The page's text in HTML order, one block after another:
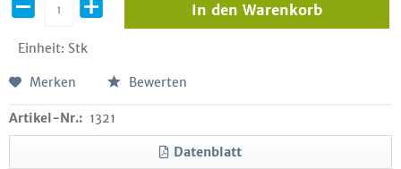
Einheit: Stk
In den Warenkorb
Merken Bewerten
Artikel-Nr.: 1321
Datenblatt